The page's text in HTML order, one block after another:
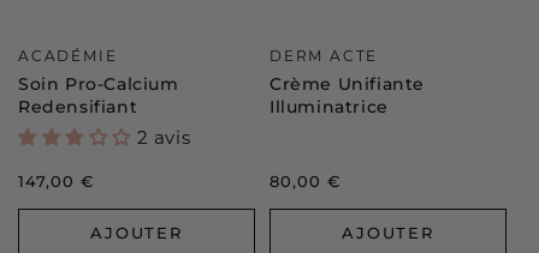
Distributeur :
ACADÉMIE
Soin Pro-Calcium
Redensifiant
2 avis
Prix
147,00 €
AJOUTER
Distributeur :
DERM ACTE
Crème Unifiante
Illuminatrice
Prix
80,00 €
AJOUTER